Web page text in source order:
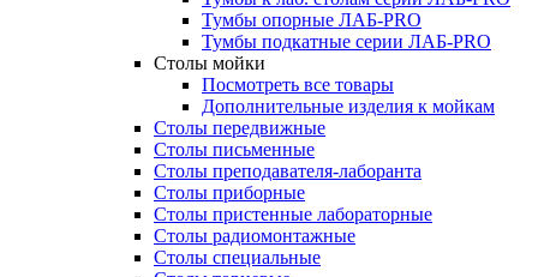
Тумбы опорные ЛАБ-PRO
Тумбы подкатные серии ЛАБ-PRO
Столы мойки
Посмотреть все товары
Дополнительные изделия к мойкам
Столы передвижные
Столы письменные
Столы преподавателя-лаборанта
Столы приборные
Столы пристенные лабораторные
Столы радиомонтажные
Столы специальные